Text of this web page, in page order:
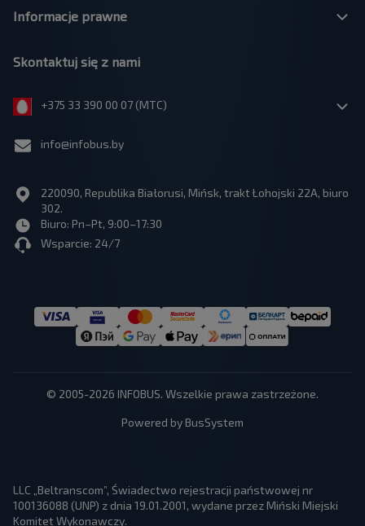
Informacje prawne
Skontaktuj się z nami
+375 33 390 00 07 (МТС)
info@infobus.by
220090, Republika Białorusi, Mińsk, trakt Łohojski 22A, biuro
302.
Biuro: Pn–Pt, 9:00–17:30
Wsparcie: 24/7
© 2005-2026 INFOBUS. Wszelkie prawa zastrzeżone.
Powered by BusSystem
LLC „Beltranscom”, Świadectwo rejestracji państwowej nr
100136088 (UNP) z dnia 19.01.2001, wydane przez Miński Miejski
Komitet Wykonawczy.